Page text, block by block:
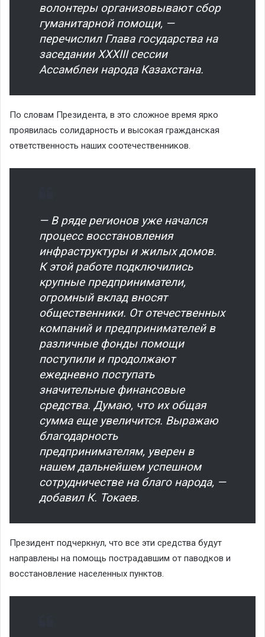
волонтеры организовывают сбор
гуманитарной помощи, —
перечислил Глава государства на
заседании XXXIIІ сессии
Ассамблеи народа Казахстана.
По словам Президента, в это сложное время ярко
проявилась солидарность и высокая гражданская
ответственность наших соотечественников.
— В ряде регионов уже начался
процесс восстановления
инфраструктуры и жилых домов.
К этой работе подключились
крупные предприниматели,
огромный вклад вносят
общественники. От отечественных
компаний и предпринимателей в
различные фонды помощи
поступили и продолжают
ежедневно поступать
значительные финансовые
средства. Думаю, что их общая
сумма еще увеличится. Выражаю
благодарность
предпринимателям, уверен в
нашем дальнейшем успешном
сотрудничестве на благо народа, —
добавил К. Токаев.
Президент подчеркнул, что все эти средства будут
направлены на помощь пострадавшим от паводков и
восстановление населенных пунктов.